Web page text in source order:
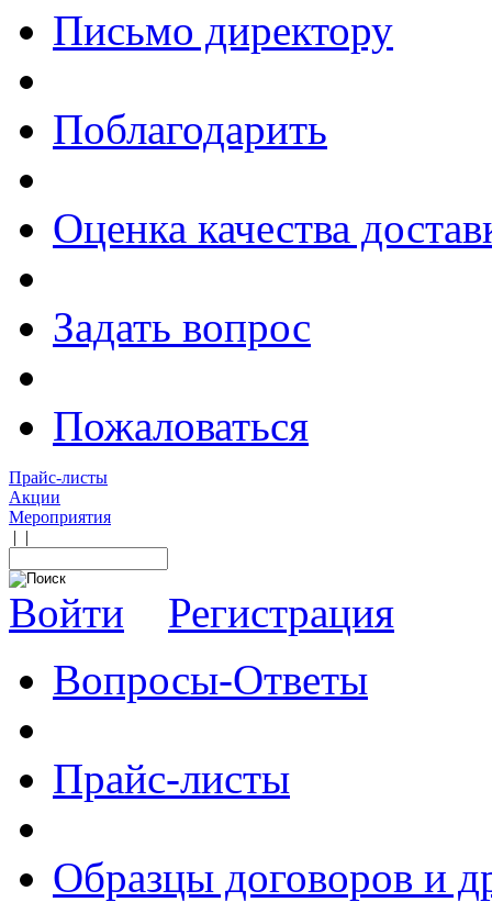
Письмо директору
Поблагодарить
Оценка качества
Задать вопрос
Пожаловаться
Прайс-листы
Акции
Мероприятия
| |
Войти
Регистрация
Вопросы-Ответы
Прайс-листы
Образцы договоров и